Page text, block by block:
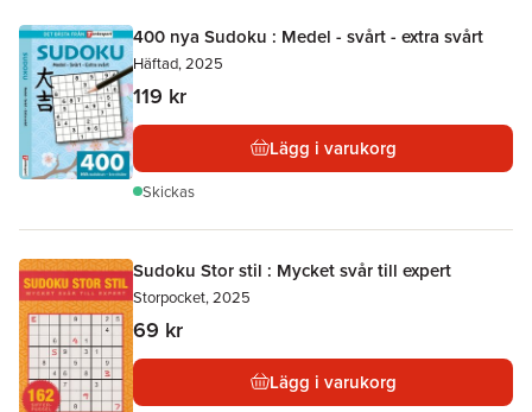
400 nya Sudoku : Medel - svårt - extra svårt
Häftad, 2025
119 kr
Lägg i varukorg
Skickas
Sudoku Stor stil : Mycket svår till expert
Storpocket, 2025
69 kr
Lägg i varukorg